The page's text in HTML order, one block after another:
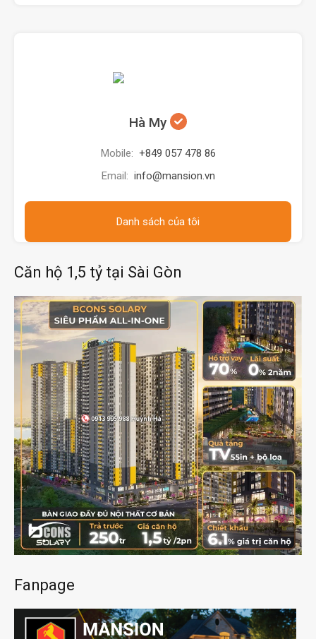
Hà My
Mobile: +849 057 478 86
Email: info@mansion.vn
Danh sách của tôi
Căn hộ 1,5 tỷ tại Sài Gòn
Fanpage